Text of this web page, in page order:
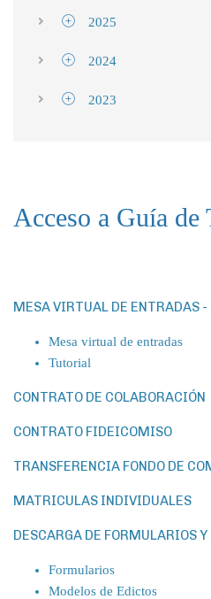
2025
2024
2023
Acceso a Guía de
MESA VIRTUAL DE
Mesa virtual de entradas
Tutorial
CONTRATO DE COLABORACIÓN
CONTRATO FIDEICOMISO
TRANSFERENCIA FONDO DE
MATRICULAS INDIVIDUALES
DESCARGA DE FORMULARIOS
Formularios
Modelos de Edictos